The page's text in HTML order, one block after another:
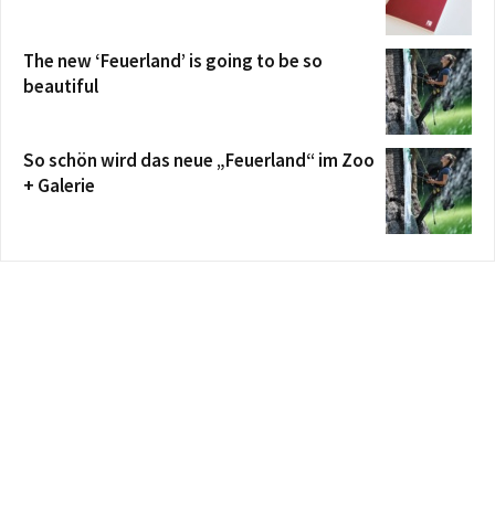
The new ‘Feuerland’ is going to be so
beautiful
So schön wird das neue „Feuerland“ im Zoo
+ Galerie